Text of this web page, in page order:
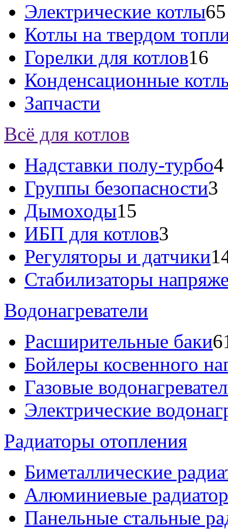
Электрические котлы65
Котлы на твердом
Горелки для котлов16
Конденсационные
Запчасти
Всё для котлов
Надставки полу-турбо4
Группы безопасности3
Дымоходы15
ИБП для котлов3
Регуляторы и датчики
Стабилизаторы
Водонагреватели
Расширительные баки
Бойлеры косвенного
Газовые
Электрические
Радиаторы отопления
Биметаллические
Алюминиевые
Панельные стальные